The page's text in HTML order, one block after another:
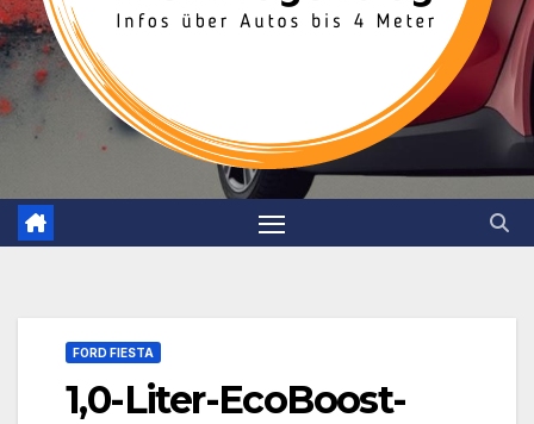
FORD FIESTA
1,0-Liter-EcoBoost-